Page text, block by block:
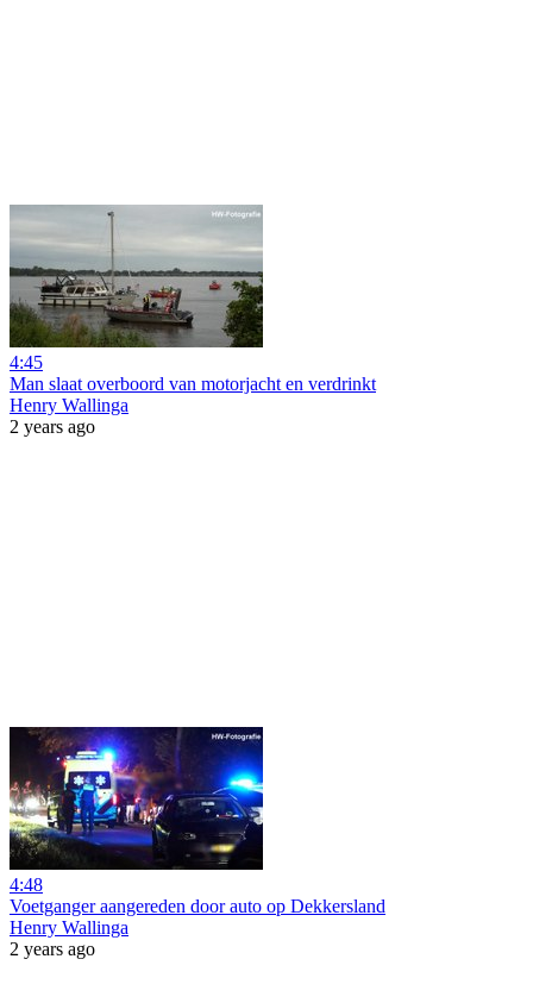
4:45
Man slaat overboord van motorjacht en verdrinkt
Henry Wallinga
2 years ago
4:48
Voetganger aangereden door auto op Dekkersland
Henry Wallinga
2 years ago